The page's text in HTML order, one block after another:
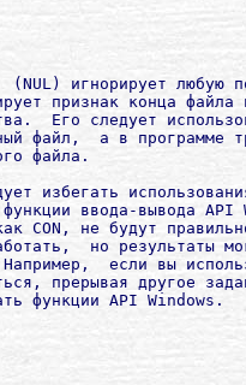
(NUL) игнорирует любую
признак конца файла
Его следует
файл,  а в программе
файла.
избегать
ввода-вывода API
CON, не будут
но результаты
если вы
прерывая другое